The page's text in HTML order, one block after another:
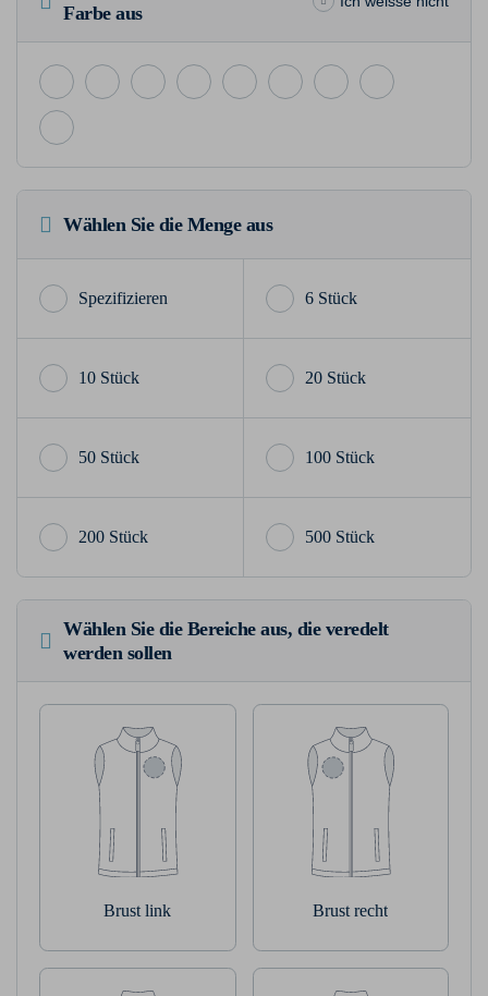
Farbe aus
Wählen Sie die Menge aus
6 Stück
10 Stück 20 Stück
50 Stück 100 Stück
200 Stück 500 Stück
Wählen Sie die Bereiche aus, die veredelt
werden sollen
Brust link Brust recht